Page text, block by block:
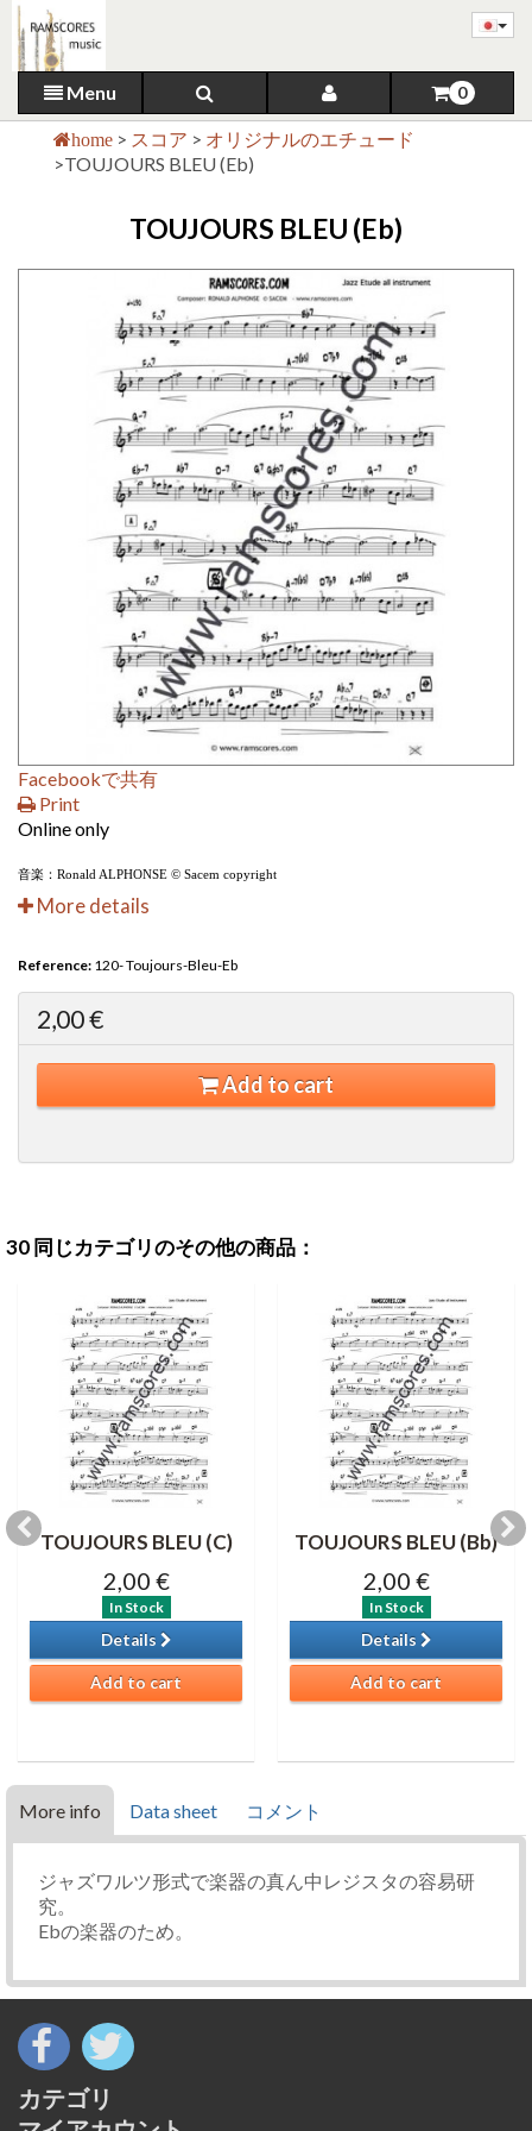
Menu 0
home > スコア > オリジナルのエチュード
>TOUJOURS BLEU (Eb)
TOUJOURS BLEU (Eb)
Facebookで共有
Print
Online only
音楽：Ronald ALPHONSE © Sacem copyright
More details
Reference: 120- Toujours-Bleu-Eb
2,00 €
Add to cart
30 同じカテゴリのその他の商品：
TOUJOURS BLEU (C)
2,00 €
In Stock
Details
Add to cart
TOUJOURS BLEU (Bb)
2,00 €
In Stock
Details
Add to cart
More info Data sheet コメント
ジャズワルツ形式で楽器の真ん中レジスタの容易研
究。
Ebの楽器のため。
カテゴリ